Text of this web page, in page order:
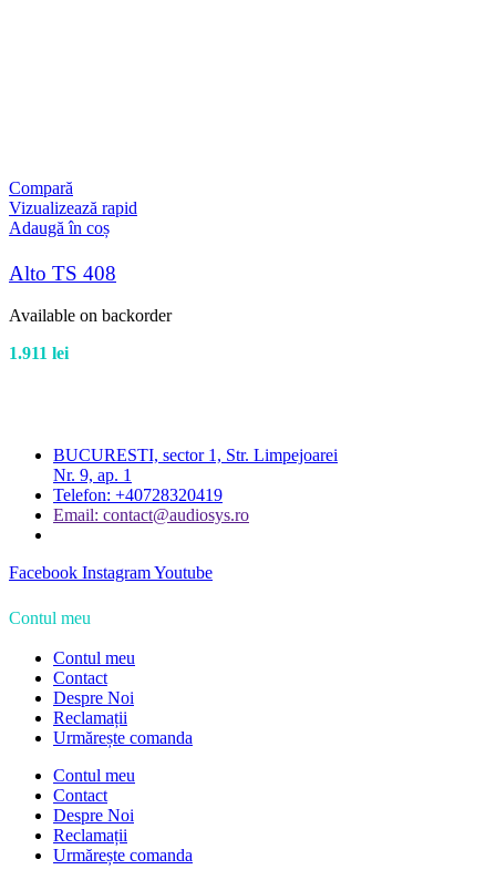
Compară
Vizualizează rapid
Adaugă în coș
Alto TS 408
Available on backorder
1.911 lei
BUCURESTI, sector 1, Str. Limpejoarei
Nr. 9, ap. 1
Telefon: +40728320419
Email: contact@audiosys.ro
Facebook InstagramYoutube
Contul meu
Contul meu
Contact
Despre Noi
Reclamații
Urmărește comanda
Contul meu
Contact
Despre Noi
Reclamații
Urmărește comanda